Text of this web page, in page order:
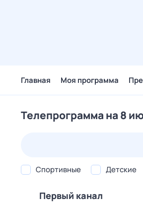
Главная Моя программа
Телепрограмма на 8
Спортивные Детские
Первый канал